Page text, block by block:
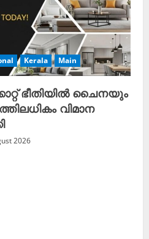
Kerala Main
ഭീതിയിൽ ചൈനയും
വിമാന
2026